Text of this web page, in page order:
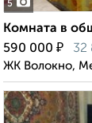
5
Комната в
590 000 ₽ 32
ЖК Волокно,